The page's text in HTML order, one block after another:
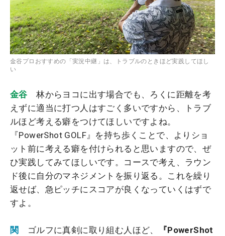
金谷プロおすすめの「実況中継」は、トラブルのときほど実践してほし
い
金谷 林からヨコに出す場合でも、ろくに距離を考
えずに適当に打つ人はすごく多いですから、トラブ
ルほど考える癖をつけてほしいですよね。
『PowerShot GOLF』を持ち歩くことで、よりショ
ット前に考える癖を付けられると思いますので、ぜ
ひ実践してみてほしいです。コースで考え、ラウン
ド後に自分のマネジメントを振り返る。これを繰り
返せば、急ピッチにスコアが良くなっていくはずで
すよ。
関 ゴルフに真剣に取り組む人ほど、
『PowerShot